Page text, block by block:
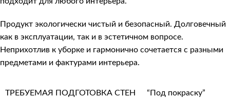
Продукт экологически чистый и безопасный. Долговечный
как в эксплуатации, так и в эстетичном вопросе.
Неприхотлив к уборке и гармонично сочетается с разными
предметами и фактурами интерьера.
ТРЕБУЕМАЯ ПОДГОТОВКА СТЕН “Под покраску”